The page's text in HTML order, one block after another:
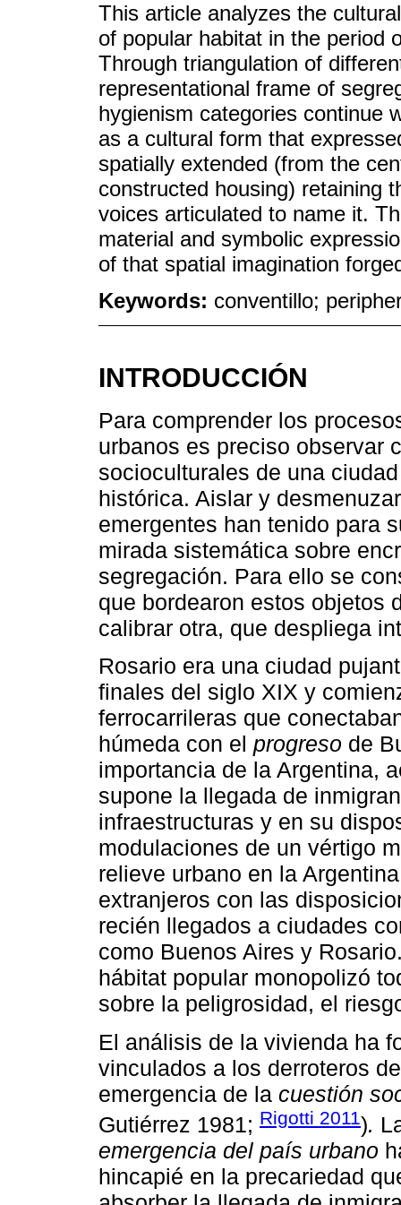
This article analyzes the
of popular habitat in the period
Through triangulation of
representational frame of
hygienism categories continue
as a cultural form that
spatially extended (from the
constructed housing) retaining
voices articulated to name it.
material and symbolic
of that spatial imagination
Keywords: conventillo;
INTRODUCCIÓN
Para comprender los
urbanos es preciso observar
socioculturales de una
histórica. Aislar y
emergentes han tenido para
mirada sistemática sobre
segregación. Para ello se
que bordearon estos objetos
calibrar otra, que despliega
Rosario era una ciudad
finales del siglo XIX y
ferrocarrileras que
húmeda con el progreso de
importancia de la Argentina,
supone la llegada de
infraestructuras y en su
modulaciones de un vértigo
relieve urbano en la
extranjeros con las
recién llegados a ciudades
como Buenos Aires y
hábitat popular monopolizó
sobre la peligrosidad, el
El análisis de la vivienda ha
vinculados a los derroteros
emergencia de la cuestión
Gutiérrez 1981; Rigotti 2011).
emergencia del país urbano
hincapié en la precariedad